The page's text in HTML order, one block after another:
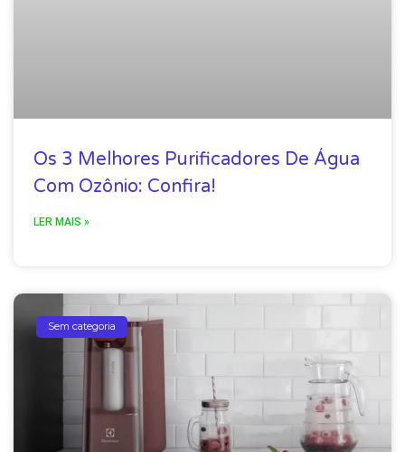
Os 3 Melhores Purificadores De Água
Com Ozônio: Confira!
LER MAIS »
Sem categoria